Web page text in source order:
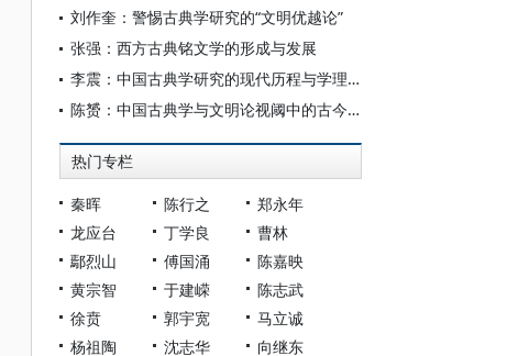
刘作奎：警惕古典学研究的“文明优越论”
张强：西方古典铭文学的形成与发展
李震：中国古典学研究的现代历程与学理特质
陈赟：中国古典学与文明论视阈中的古今中西之争
热门专栏
秦晖 陈行之
郑永年
龙应台
丁学良
曹林
鄢烈山
傅国涌
陈嘉映
黄宗智
于建嵘
陈志武
徐贲
郭宇宽
马立诚
杨祖陶
沈志华
向继东